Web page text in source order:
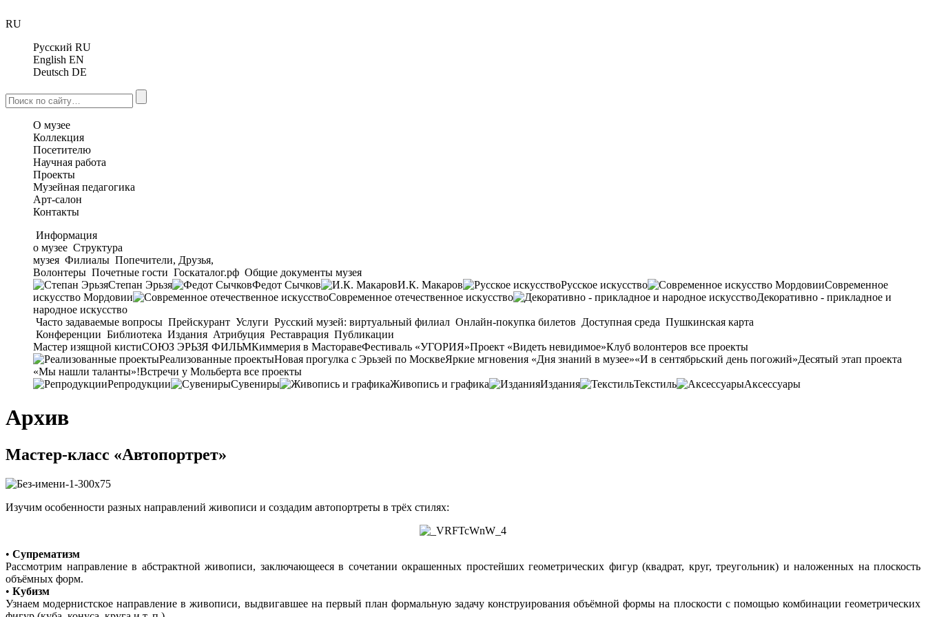
RU
Русский RU
English EN
Deutsch DE
О музее
Коллекция
Посетителю
Научная работа
Проекты
Музейная педагогика
Арт-салон
Контакты
Информация
о музее Структура
музея Филиалы Попечители, Друзья,
Волонтеры Почетные гости Госкаталог.рф Общие документы музея
Степан Эрьзя
Федот Сычков И.К. Макаров Русское искусство
Современное
искусство Мордовии
Современное отечественное искусство
Декоративно - прикладное и
народное искусство
Часто задаваемые вопросы Прейскурант Услуги Русский музей: виртуальный филиал Онлайн-покупка билетов Доступная среда Пушкинская карта
Конференции Библиотека Издания Атрибуция Реставрация Публикации
Мастер изящной кистиСОЮЗ ЭРЬЗЯ ФИЛЬМКиммерия в МасторавеФестиваль «УГОРИЯ»Проект «Видеть невидимое»Клуб волонтеров все проекты
Реализованные проектыНовая прогулка с Эрьзей по МосквеЯркие мгновения «Дня знаний в музее»«И в сентябрьский день погожий»Десятый этап проекта
«Мы нашли таланты»!Встречи у Мольберта все проекты
Репродукции
Сувениры Живопись и графика Издания Текстиль Аксессуары
Архив
Мастер-класс «Автопортрет»
Изучим особенности разных направлений живописи и создадим автопортреты в трёх стилях:
• Супрематизм
Рассмотрим направление в абстрактной живописи, заключающееся в сочетании окрашенных простейших геометрических фигур (квадрат, круг, треугольник) и наложенных на плоскость
объёмных форм.
• Кубизм
Узнаем модернистское направление в живописи, выдвигавшее на первый план формальную задачу конструирования объёмной формы на плоскости с помощью комбинации геометрических